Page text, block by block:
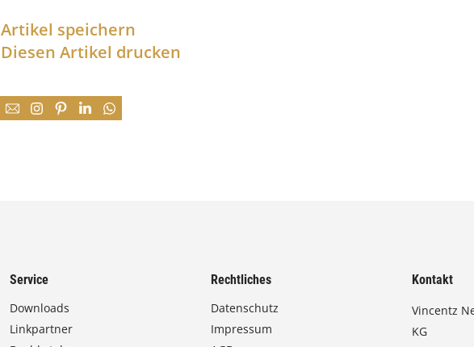
Artikel speichern
Diesen Artikel drucken
Service
Downloads
Linkpartner
Rechtliches
Datenschutz
Impressum
Kontakt
Vincentz
KG